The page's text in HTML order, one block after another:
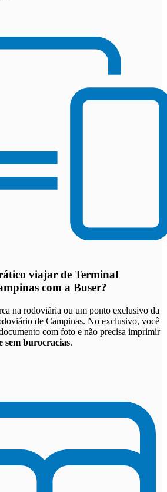
viajar de Terminal
com a Buser?
na rodoviária ou um ponto exclusivo da
de Campinas. No exclusivo, você
com foto e não precisa imprimir
sem burocracias.